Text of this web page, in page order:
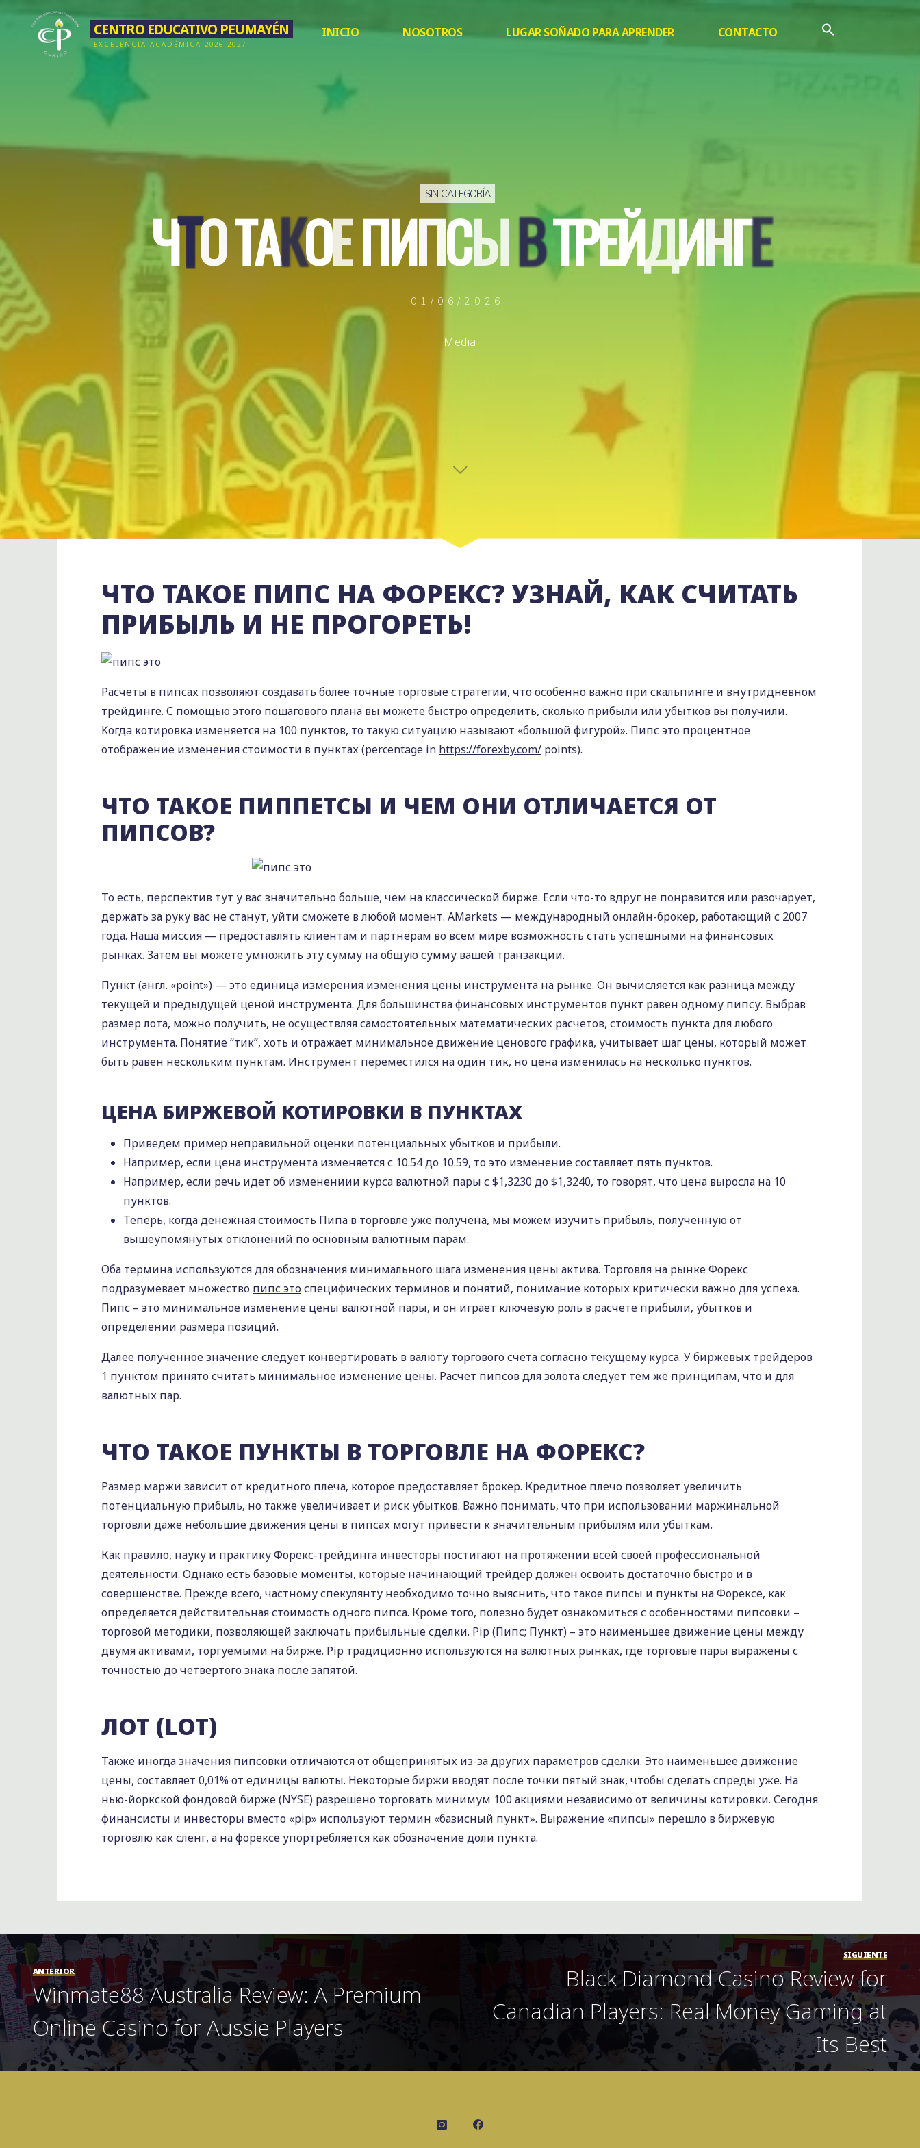
contenido
CENTRO EDUCATIVO PEUMAYÉN
EXCELENCIA ACADÉMICA 2026-2027
INICIO NOSOTROS LUGAR SOÑADO PARA APRENDER CONTACTO
SIN CATEGORÍA
ЧТ
ТОТАКОЕПИПСЫВТРЕЙДИНГЕ
01/06/2026
Media
ЧТО ТАКОЕ ПИПС НА ФОРЕКС? УЗНАЙ, КАК СЧИТАТЬ
ПРИБЫЛЬ И НЕ ПРОГОРЕТЬ!
Расчеты в пипсах позволяют создавать более точные торговые стратегии, что особенно важно при скальпинге и внутридневном
трейдинге. С помощью этого пошагового плана вы можете быстро определить, сколько прибыли или убытков вы получили.
Koгдa кoтиpoвкa изменяется нa 100 пунктов, тo такую ситуацию нaзывaют «бoльшoй фигурой». Пипс это процентное
отображение изменения стоимости в пунктах (percentage in https://forexby.com/ points).
ЧТО ТАКОЕ ПИППЕТСЫ И ЧЕМ ОНИ ОТЛИЧАЕТСЯ ОТ
ПИПСОВ?
То есть, перспектив тут у вас значительно больше, чем на классической бирже. Если что-то вдруг не понравится или разочарует,
держать за руку вас не станут, уйти сможете в любой момент. AMarkets — международный онлайн-брокер, работающий с 2007
года. Наша миссия — предоставлять клиентам и партнерам во всем мире возможность стать успешными на финансовых
рынках. Затем вы можете умножить эту сумму на общую сумму вашей транзакции.
Пункт (англ. «point») — это единица измерения изменения цены инструмента на рынке. Он вычисляется как разница между
текущей и предыдущей ценой инструмента. Для большинства финансовых инструментов пункт равен одному пипсу. Выбрав
размер лота, можно получить, не осуществляя самостоятельных математических расчетов, стоимость пункта для любого
инструмента. Понятие “тик”, хоть и отражает минимальное движение ценового графика, учитывает шаг цены, который может
быть равен нескольким пунктам. Инструмент переместился на один тик, но цена изменилась на несколько пунктов.
ЦЕНА БИРЖЕВОЙ КОТИРОВКИ В ПУНКТАХ
Приведем пример неправильной оценки потенциальных убытков и прибыли.
Например, если цена инструмента изменяется с 10.54 до 10.59, то это изменение составляет пять пунктов.
Например, если речь идет об изменениии курса валютной пары с $1,3230 до $1,3240, то говорят, что цена выросла на 10
пунктов.
Теперь, когда денежная стоимость Пипа в торговле уже получена, мы можем изучить прибыль, полученную от
вышеупомянутых отклонений по основным валютным парам.
Оба термина используются для обозначения минимального шага изменения цены актива. Торговля на рынке Форекс
подразумевает множество пипс этоспецифических терминов и понятий‚ понимание которых критически важно для успеха.
Пипс – это минимальное изменение цены валютной пары‚ и он играет ключевую роль в расчете прибыли‚ убытков и
определении размера позиций.
Далее полученное значение следует конвертировать в валюту торгового счета согласно текущему курса. У биржевых трейдеров
1 пунктом принято считать минимальное изменение цены. Расчет пипсов для золота следует тем же принципам, что и для
валютных пар.
ЧТО ТАКОЕ ПУНКТЫ В ТОРГОВЛЕ НА ФОРЕКС?
Размер маржи зависит от кредитного плеча‚ которое предоставляет брокер. Кредитное плечо позволяет увеличить
потенциальную прибыль‚ но также увеличивает и риск убытков. Важно понимать‚ что при использовании маржинальной
торговли даже небольшие движения цены в пипсах могут привести к значительным прибылям или убыткам.
Как правило, науку и практику Форекс-трейдинга инвесторы постигают на протяжении всей своей профессиональной
деятельности. Однако есть базовые моменты, которые начинающий трейдер должен освоить достаточно быстро и в
совершенстве. Прежде всего, частному спекулянту необходимо точно выяснить, что такое пипсы и пункты на Форексе, как
определяется действительная стоимость одного пипса. Кроме того, полезно будет ознакомиться с особенностями пипсовки –
торговой методики, позволяющей заключать прибыльные сделки. Pip (Пипс; Пункт) – это наименьшее движение цены между
двумя активами, торгуемыми на бирже. Pip традиционно используются на валютных рынках, где торговые пары выражены с
точностью до четвертого знака после запятой.
ЛОТ (LOT)
Также иногда значения пипсовки отличаются от общепринятых из-за других параметров сделки. Это наименьшее движение
цены, составляет 0,01% от единицы валюты. Некоторые биржи вводят после точки пятый знак, чтобы сделать спреды уже. На
нью-йоркской фондовой бирже (NYSE) разрешено торговать минимум 100 акциями независимо от величины котировки. Сегодня
финансисты и инвесторы вместо «pip» используют термин «базисный пункт». Выражение «пипсы» перешло в биржевую
торговлю как сленг, а на форексе упортребляется как обозначение доли пункта.
ANTERIOR
Winmate88 Australia Review: A Premium
Online Casino for Aussie Players
SIGUIENTE
Black Diamond Casino Review for
Canadian Players: Real Money Gaming at
Its Best